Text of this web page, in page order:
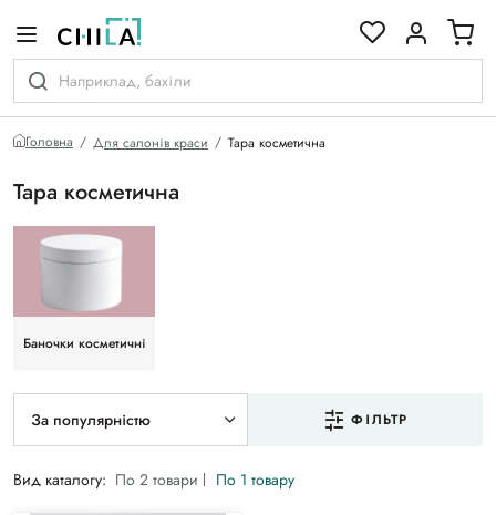
Головна Для салонів краси Тара косметична
Тара косметична
Баночки косметичні
За популярністю ФІЛЬТР
Вид каталогу: По 2 товари По 1 товару
гамі